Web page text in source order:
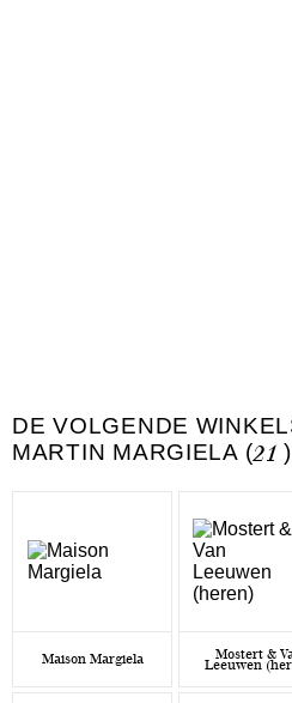
DE VOLGENDE
MARTIN MARGIELA (21 )
Maison Margiela Mostert &
Leeuwen